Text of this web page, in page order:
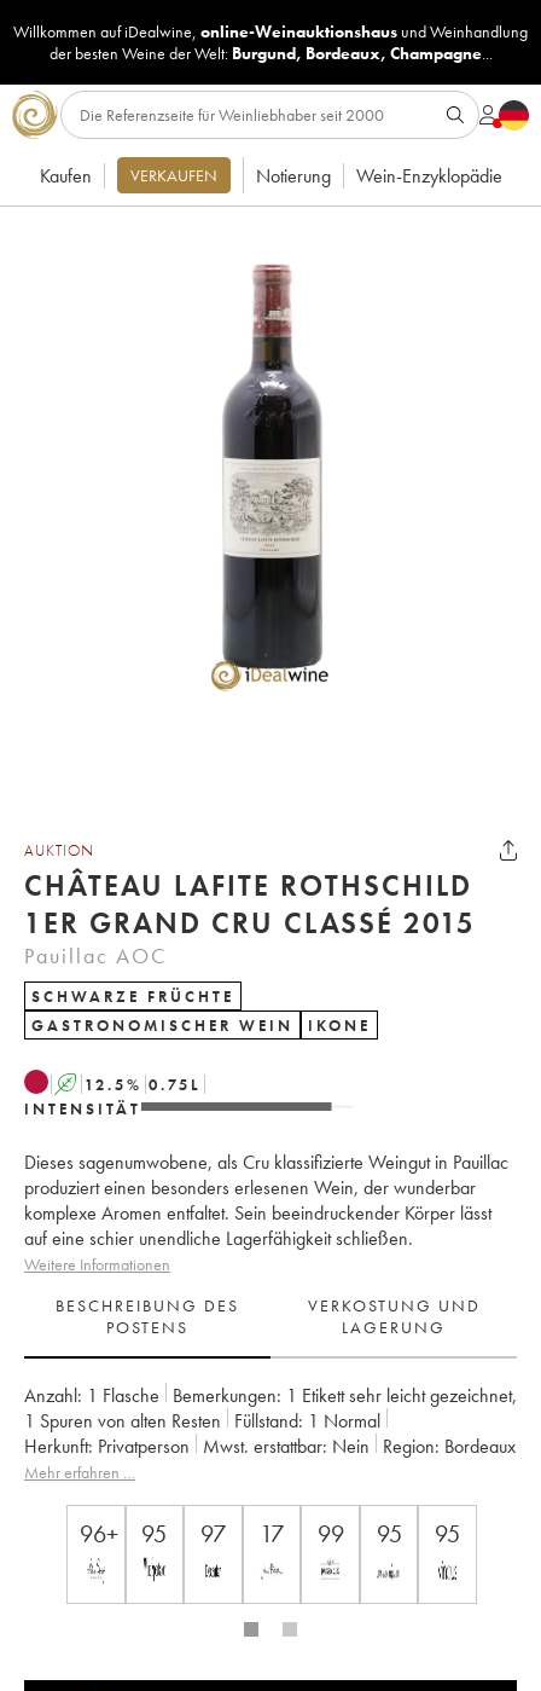
Willkommen auf iDealwine, online-Weinauktionshaus undWeinhandlung
der besten Weine der Welt: Burgund, Bordeaux, Champagne...
Kaufen VERKAUFEN Notierung Wein-Enzyklopädie
AUKTION
CHÂTEAU LAFITE ROTHSCHILD
1ER GRAND CRU CLASSÉ 2015
Pauillac AOC
SCHWARZE FRÜCHTE
GASTRONOMISCHER WEIN
IKONE
A 12.5% 0.75 L
INTENSITÄT
Dieses sagenumwobene, als Cru klassifizierte Weingut in Pauillac
produziert einen besonders erlesenen Wein, der wunderbar
komplexe Aromen entfaltet. Sein beeindruckender Körper lässt
auf eine schier unendliche Lagerfähigkeit schließen.
Weitere Informationen
BESCHREIBUNG DES
POSTENS
VERKOSTUNG UND
LAGERUNG
Anzahl: 1 Flasche Bemerkungen: 1 Etikett sehr leicht gezeichnet,
1 Spuren von alten Resten
Füllstand: 1 Normal
Herkunft:
privatperson Mwst. erstattbar: nein Region:
Bordeaux
Appellation:
Mehr erfahren …
96+ 95 97 17 99 95 95